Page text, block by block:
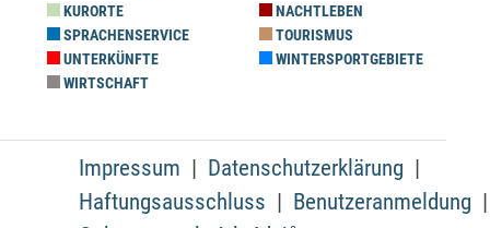
KURORTE
NACHTLEBEN
SPRACHENSERVICE
TOURISMUS
UNTERKÜNFTE
WINTERSPORTGEBIETE
WIRTSCHAFT
Impressum
Datenschutzerklärung
Haftungsausschluss
Benutzeranmeldung